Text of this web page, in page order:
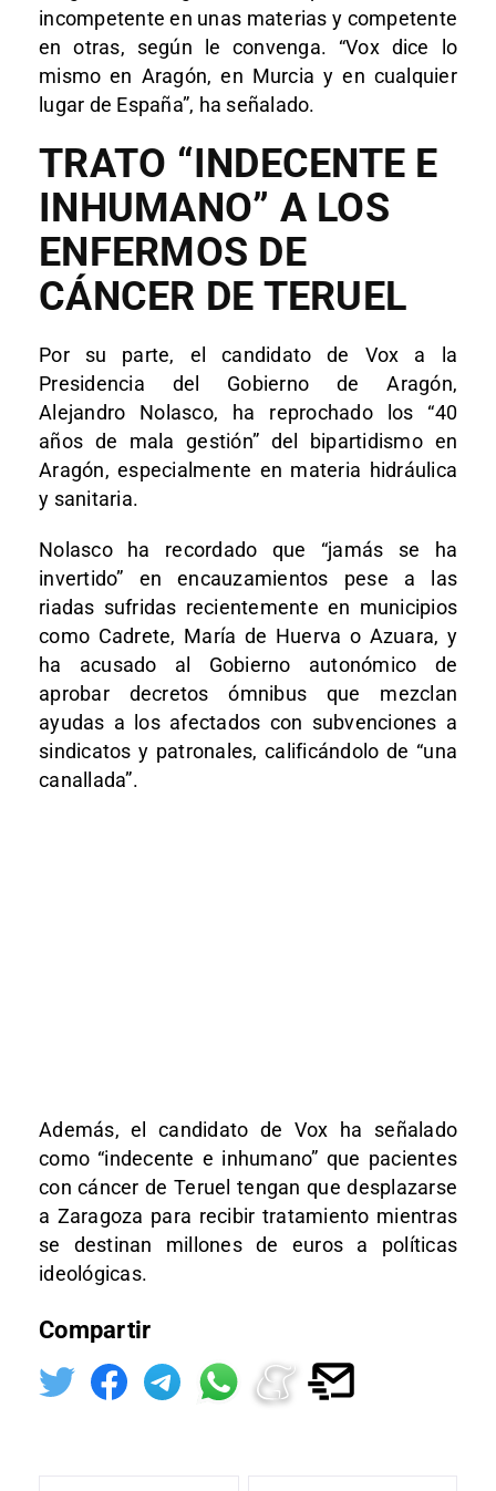
incompetente en unas materias y competente
en otras, según le convenga. “Vox dice lo
mismo en Aragón, en Murcia y en cualquier
lugar de España”, ha señalado.
TRATO “INDECENTE E
INHUMANO” A LOS
ENFERMOS DE
CÁNCER DE TERUEL
Por su parte, el candidato de Vox a la
Presidencia del Gobierno de Aragón,
Alejandro Nolasco, ha reprochado los “40
años de mala gestión” del bipartidismo en
Aragón, especialmente en materia hidráulica
y sanitaria.
Nolasco ha recordado que “jamás se ha
invertido” en encauzamientos pese a las
riadas sufridas recientemente en municipios
como Cadrete, María de Huerva o Azuara, y
ha acusado al Gobierno autonómico de
aprobar decretos ómnibus que mezclan
ayudas a los afectados con subvenciones a
sindicatos y patronales, calificándolo de “una
canallada”.
Además, el candidato de Vox ha señalado
como “indecente e inhumano” que pacientes
con cáncer de Teruel tengan que desplazarse
a Zaragoza para recibir tratamiento mientras
se destinan millones de euros a políticas
ideológicas.
Compartir